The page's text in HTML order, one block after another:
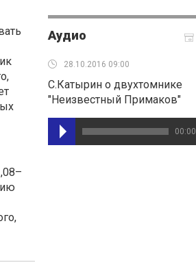
,
Аудио
28.10.2016 09:00
С.Катырин о двухтомнике
"Неизвестный Примаков"
00:00